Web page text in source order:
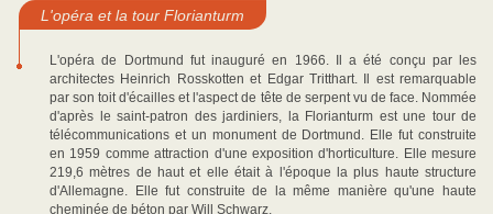
L'opéra et la tour Florianturm
L'opéra de Dortmund fut inauguré en 1966. Il a été conçu par les
architectes Heinrich Rosskotten et Edgar Tritthart. Il est remarquable
par son toit d'écailles et l'aspect de tête de serpent vu de face. Nommée
d'après le saint-patron des jardiniers, la Florianturm est une tour de
télécommunications et un monument de Dortmund. Elle fut construite
en 1959 comme attraction d'une exposition d'horticulture. Elle mesure
219,6 mètres de haut et elle était à l'époque la plus haute structure
d'Allemagne. Elle fut construite de la même manière qu'une haute
cheminée de béton par Will Schwarz.